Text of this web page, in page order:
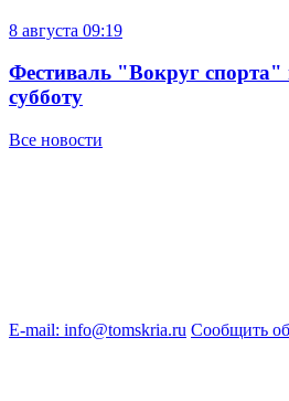
8 августа 09:19
Фестиваль "Вокруг спорта"
субботу
Все новости
E-mail: info@tomskria.ru Сообщить